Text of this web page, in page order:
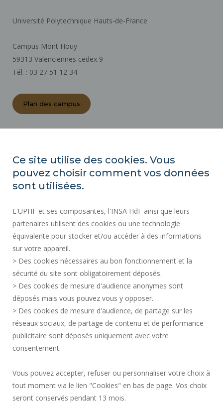
Université Polytechnique Hauts-de-France
Campus Mont Houy
59313 Valenciennes cedex 9
Tél. : 03 27 51 12 34
Plan des campus
MARCHÉS PUBLICS
PLAN DU SITE
PLAN DES CAMPUS
MENTIONS LÉGALES
CONTACTS
DONNÉES PERSONNELLES
SERVICES PUBLICS +
CRÉDITS
JE DONNE MON AVIS
ACCESSIBILITÉ : NON CONFORME
GESTION DES COOKIES
Rejoignez-nous!
Ce site utilise des cookies. Vous
pouvez choisir comment vos données
sont utilisées.
L'UPHF et ses composantes, l'INSA HdF ainsi que leurs
partenaires utilisent des cookies ou une technologie
équivalente pour stocker et/ou accéder à des informations
sur votre appareil.
> Des cookies nécessaires au bon fonctionnement et la
sécurité du site sont obligatoirement déposés.
> Des cookies de mesure d'audience anonymes sont
déposés mais vous pouvez vous y opposer.
> Des cookies de mesure d'audience, de partage sur les
réseaux sociaux, de partage de contenu et de performance
publicitaire sont déposés uniquement avec votre
consentement.
Vous pouvez accepter, refuser ou personnaliser votre choix à
tout moment via le lien "Cookies" en bas de page. Vos choix
seront conservés pendant 13 mois.